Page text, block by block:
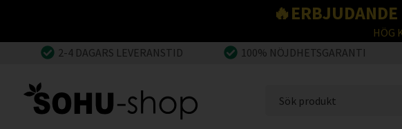
HÖG
2-4 DAGARS LEVERANSTID
100% NÖJDHETSGARANTI